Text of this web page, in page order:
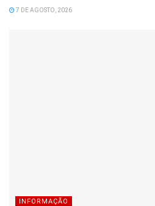
7 DE AGOSTO, 2026
INFORMAÇÃO